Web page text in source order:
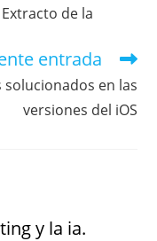
de la
entrada
solucionados en las
versiones del iOS
y la ia.